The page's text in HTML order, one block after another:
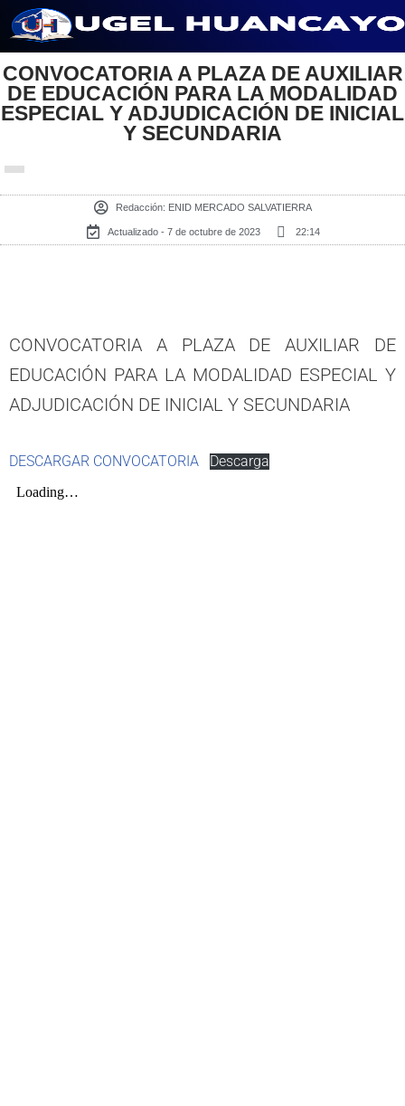
al
contenido
CONVOCATORIA A PLAZA DE AUXILIAR
DE EDUCACIÓN PARA LA MODALIDAD
ESPECIAL Y ADJUDICACIÓN DE INICIAL
Y SECUNDARIA
Redacción: ENID MERCADO SALVATIERRA
Actualizado - 7 de octubre de 2023 22:14
CONVOCATORIA A PLAZA DE AUXILIAR DE
EDUCACIÓN PARA LA MODALIDAD ESPECIAL Y
ADJUDICACIÓN DE INICIAL Y SECUNDARIA
DESCARGAR CONVOCATORIA Descarga